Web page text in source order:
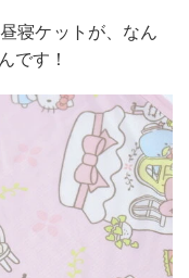
寝ケットが、なん
です！